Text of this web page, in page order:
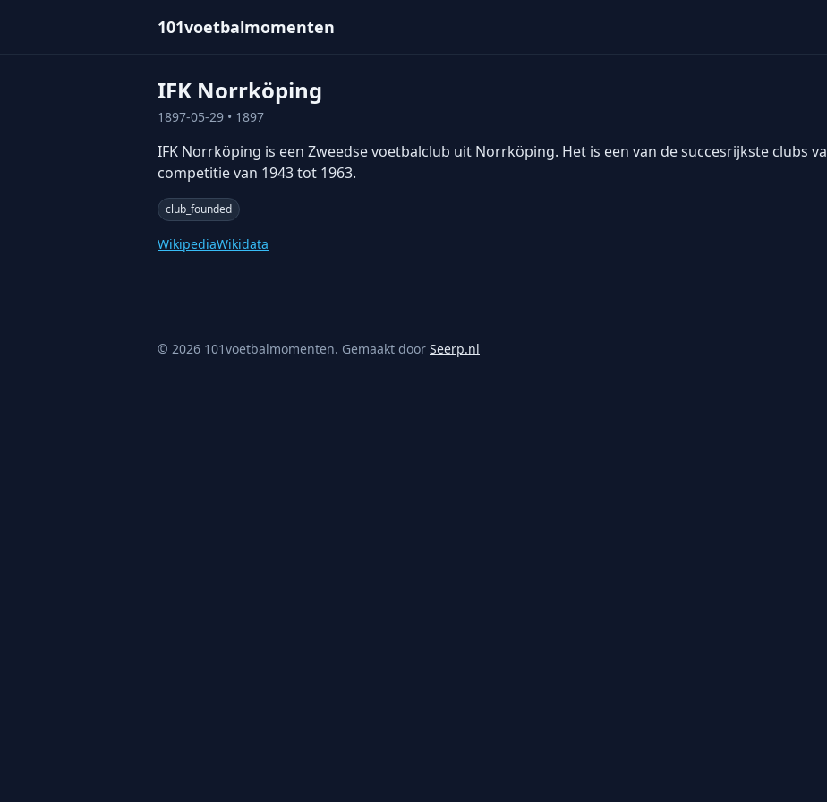
101voetbalmomenten
IFK Norrköping
1897-05-29 • 1897
IFK Norrköping is een Zweedse voetbalclub uit Norrköping. Het is een van de succesrijkste clubs
competitie van 1943 tot 1963.
club_founded
WikipediaWikidata
© 2026 101voetbalmomenten. Gemaakt door Seerp.nl